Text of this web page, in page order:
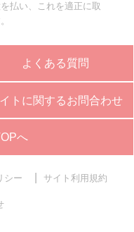
払い、これを適正に取
よくある質問
トに関するお問合わせ
へ
シー サイト利用規約